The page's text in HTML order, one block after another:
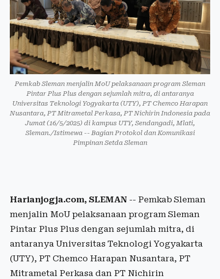
Pemkab Sleman menjalin MoU pelaksanaan program Sleman
Pintar Plus Plus dengan sejumlah mitra, di antaranya
Universitas Teknologi Yogyakarta (UTY), PT Chemco Harapan
Nusantara, PT Mitrametal Perkasa, PT Nichirin Indonesia pada
Jumat (16/5/2025) di kampus UTY, Sendangadi, Mlati,
Sleman./Istimewa -- Bagian Protokol dan Komunikasi
Pimpinan Setda Sleman
Harianjogja.com, SLEMAN -- Pemkab Sleman
menjalin MoU pelaksanaan program Sleman
Pintar Plus Plus dengan sejumlah mitra, di
antaranya Universitas Teknologi Yogyakarta
(UTY), PT Chemco Harapan Nusantara, PT
Mitrametal Perkasa dan PT Nichirin